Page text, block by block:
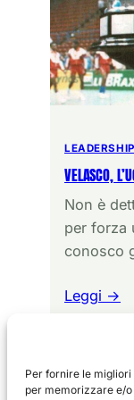
Per fornire le
per memorizzare e/
LEADERSHIP
VELASCO,
Non è
per forza
conosco
Leggi →